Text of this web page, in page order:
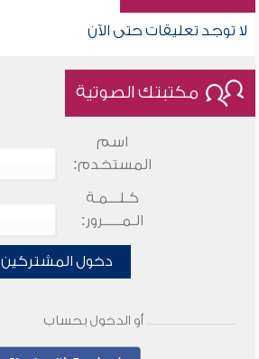
لا توجد تعليقات حتى الآن
مكتبتك الصوتية
اسم
المستخدم:
كـلـــمـة
الـمـــــرور:
دخول المشتركين
أو الدخول بحساب